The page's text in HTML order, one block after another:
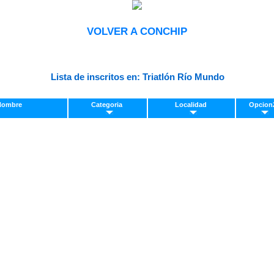
VOLVER A CONCHIP
Lista de inscritos en: Triatlón Río Mundo
Categoria Localidad